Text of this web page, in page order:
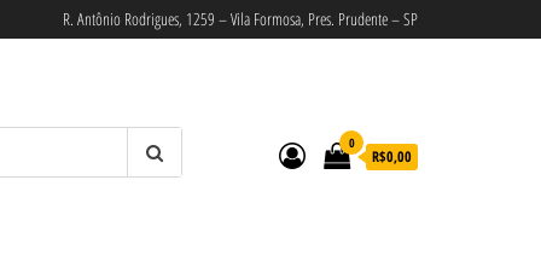
R. Antônio Rodrigues, 1259 – Vila Formosa, Pres. Prudente – SP
0
R$0,00